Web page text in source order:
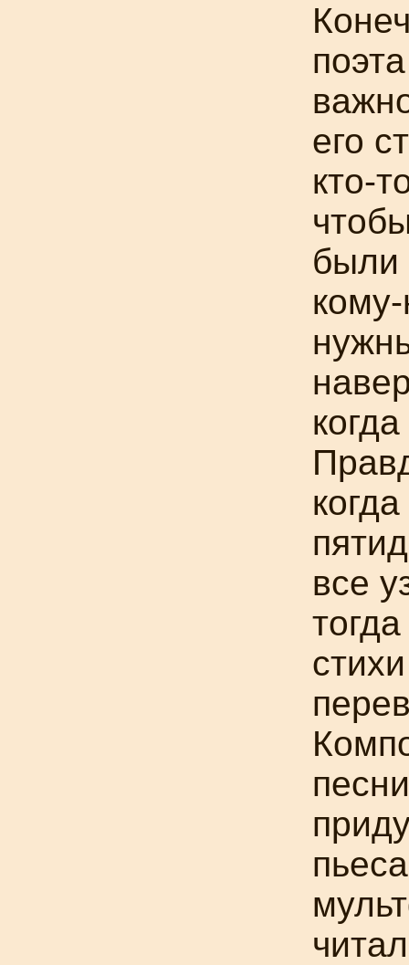
его
кто-
были
все